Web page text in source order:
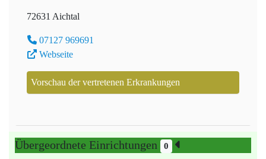
72631 Aichtal
07127 969691
Webseite
Vorschau der vertretenen Erkrankungen
Übergeordnete Einrichtungen 0